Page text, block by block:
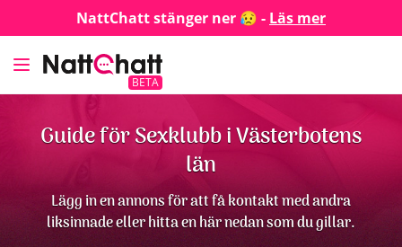
NattChatt stänger ner 😥 - Läs mer
BETA
Guide för Sexklubb i Västerbotens
län
Lägg in en annons för att få kontakt med andra
liksinnade eller hitta en här nedan som du gillar.